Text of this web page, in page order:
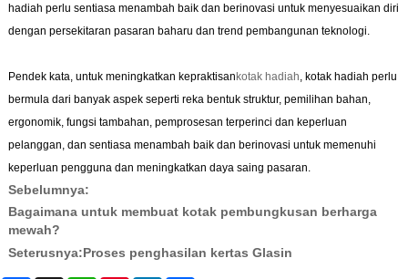
hadiah perlu sentiasa menambah baik dan berinovasi untuk menyesuaikan diri
dengan persekitaran pasaran baharu dan trend pembangunan teknologi.
Pendek kata, untuk meningkatkan kepraktisankotak hadiah , kotak hadiah perlu
bermula dari banyak aspek seperti reka bentuk struktur, pemilihan bahan,
ergonomik, fungsi tambahan, pemprosesan terperinci dan keperluan
pelanggan, dan sentiasa menambah baik dan berinovasi untuk memenuhi
keperluan pengguna dan meningkatkan daya saing pasaran.
Sebelumnya:
Bagaimana untuk membuat kotak pembungkusan berharga
mewah?
Seterusnya:Proses penghasilan kertas Glasin